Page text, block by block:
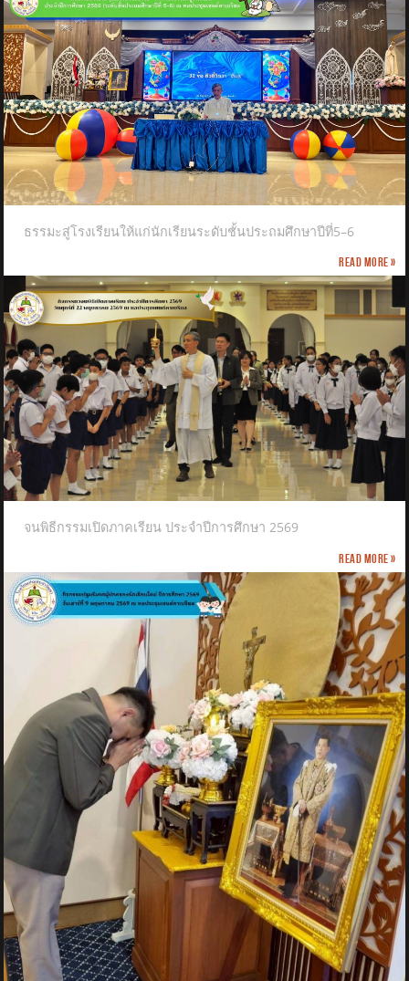
ธรรมะสู่โรงเรียนให้แก่นักเรียนระดับชั้นประถมศึกษาปีที่5–6
Read more »
จนพิธีกรรมเปิดภาคเรียน ประจำปีการศึกษา 2569
Read more »